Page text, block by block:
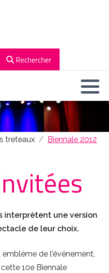
Rechercher
treteaux
Biennale 2012
interprètent une version
de leur choix.
emblème de l'événement,
10e Biennale